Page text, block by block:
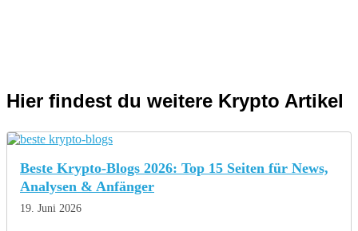
Hier findest du weitere Krypto Artikel
Beste Krypto-Blogs 2026: Top 15 Seiten für News,
Analysen & Anfänger
19. Juni 2026